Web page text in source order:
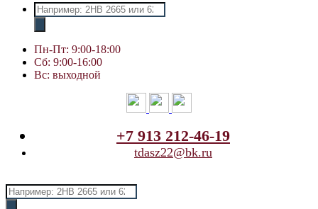
Поиск
товаров
Пн-Пт: 9:00-18:00
Сб: 9:00-16:00
Вс: выходной
+7 913 212-46-19
tdasz22@bk.ru
Поиск
товаров